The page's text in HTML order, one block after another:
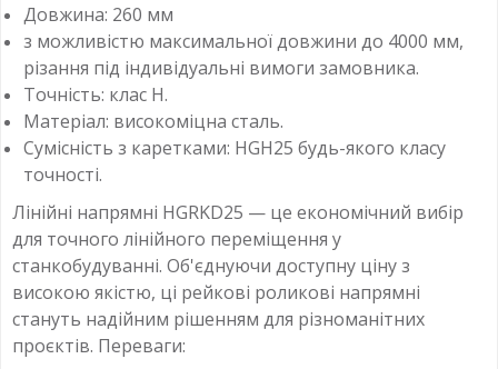
Довжина: 260 мм
з можливістю максимальної довжини до 4000 мм,
різання під індивідуальні вимоги замовника.
Точність: клас H.
Матеріал: високоміцна сталь.
Сумісність з каретками: HGH25 будь-якого класу
точності.
Лінійні напрямні HGRKD25 — це економічний вибір
для точного лінійного переміщення у
станкобудуванні. Об'єднуючи доступну ціну з
високою якістю, ці рейкові роликові напрямні
стануть надійним рішенням для різноманітних
проєктів. Переваги: